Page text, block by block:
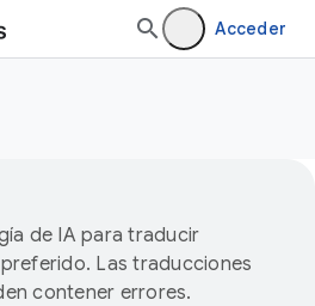
Acceder
de IA para traducir
Las traducciones
contener errores.